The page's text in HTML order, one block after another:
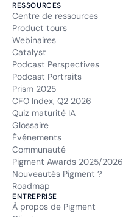
RESSOURCES
Centre de ressources
Product tours
Webinaires
Catalyst
Podcast Perspectives
Podcast Portraits
Prism 2025
CFO Index, Q2 2026
Quiz maturité IA
Glossaire
Événements
Communauté
Pigment Awards 2025/2026
Nouveautés Pigment ?
Roadmap
ENTREPRISE
À propos de Pigment